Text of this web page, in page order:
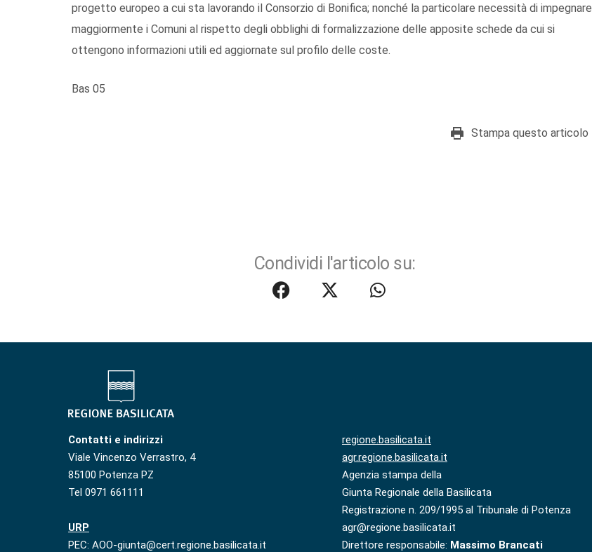
progetto europeo a cui sta lavorando il Consorzio di Bonifica; nonché la particolare necessità di impegnare
maggiormente i Comuni al rispetto degli obblighi di formalizzazione delle apposite schede da cui si
ottengono informazioni utili ed aggiornate sul profilo delle coste.
Bas 05
Stampa questo articolo
Condividi l'articolo su:
Contatti e indirizzi
Viale Vincenzo Verrastro, 4
85100 Potenza PZ
Tel 0971 661111
URP
PEC: AOO-giunta@cert.regione.basilicata.it
regione.basilicata.it
agr.regione.basilicata.it
Agenzia stampa della
Giunta Regionale della Basilicata
Registrazione n. 209/1995 al Tribunale di Potenza
agr@regione.basilicata.it
Direttore responsabile: Massimo Brancati